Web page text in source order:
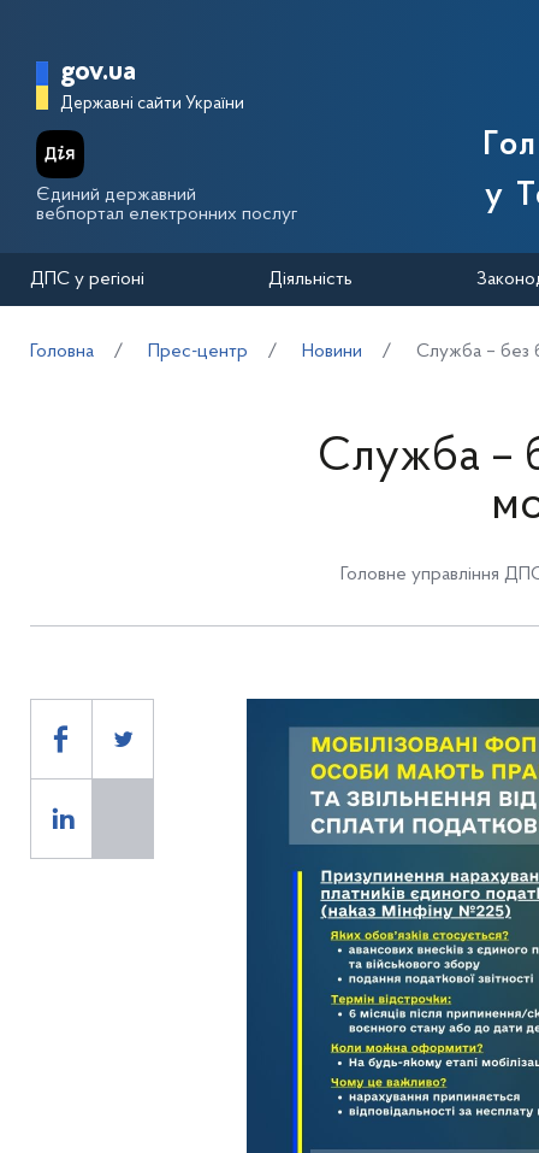
Головна сторінка Державної
gov.ua
Державні сайти України
Єдиний державний
вебпортал електронних послуг
у
ДПС у регіоні Діяльність
Головна Прес-центр Новини Служба – без
Служба –
Головне управління